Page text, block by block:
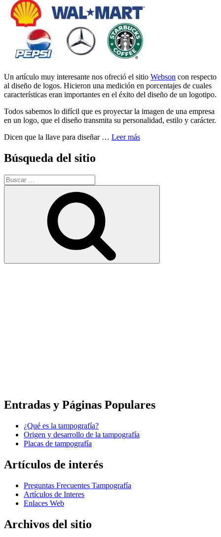
Un artículo muy interesante nos ofreció el sitio Webson con respecto
al diseño de logos. Hicieron una medición en porcentajes de cuales
características eran importantes en el éxito del diseño de un logotipo.
Todos sabemos lo difícil que es proyectar la imagen de una empresa
en un logo, que el diseño transmita su personalidad, estilo y carácter.
Dicen que la llave para diseñar … Leer más
Búsqueda del sitio
Buscar
por:
Entradas y Páginas Populares
¿Qué es la tampografía?
Origen y desarrollo de la tampografía
Placas de tampografía
Artículos de interés
Preguntas Frecuentes Tampografía
Artículos de Interes
Enlaces Web
Archivos del sitio